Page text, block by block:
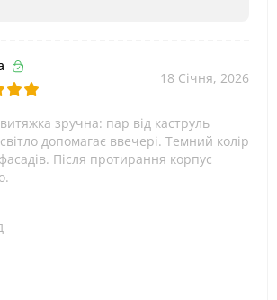
18 Січня, 2026
зручна: пар від каструль
допомагає ввечері. Темний колір
Після протирання корпус